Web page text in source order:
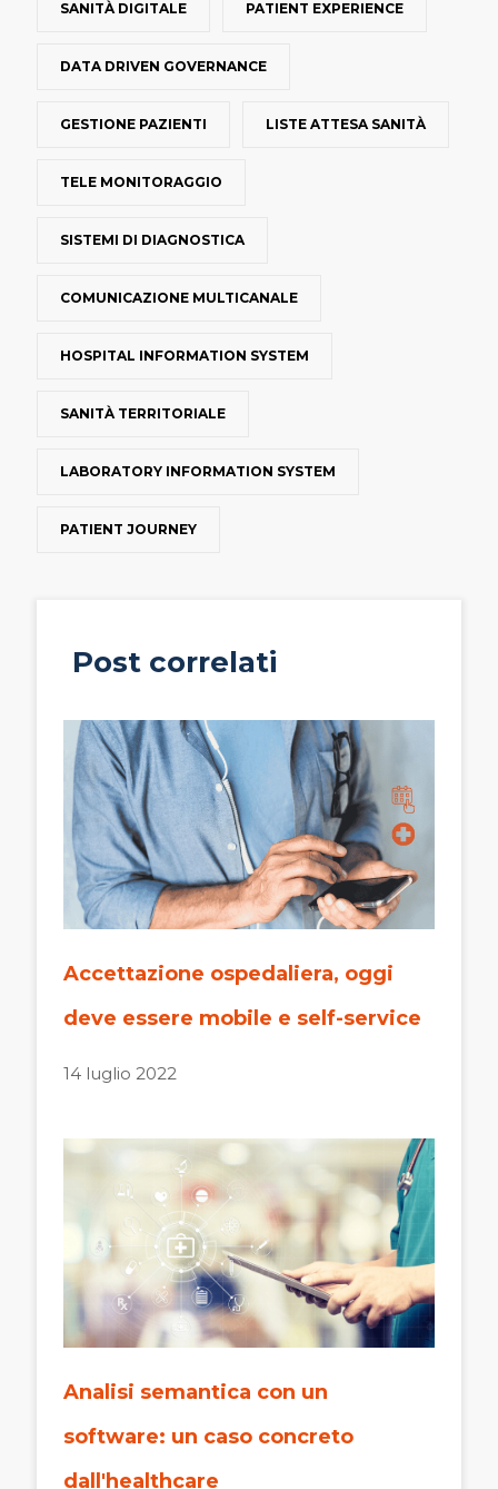
SANITÀ DIGITALE PATIENT EXPERIENCE
DATA DRIVEN GOVERNANCE
GESTIONE PAZIENTI LISTE ATTESA SANITÀ
TELE MONITORAGGIO
SISTEMI DI DIAGNOSTICA
COMUNICAZIONE MULTICANALE
HOSPITAL INFORMATION SYSTEM
SANITÀ TERRITORIALE
LABORATORY INFORMATION SYSTEM
PATIENT JOURNEY
Post correlati
Accettazione ospedaliera, oggi
deve essere mobile e self-service
14 luglio 2022
Analisi semantica con un
software: un caso concreto
dall'healthcare